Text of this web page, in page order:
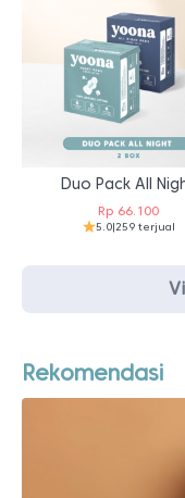
Duo Pack All
Rp 66.100
5.0|259 terjual
Rekomendasi